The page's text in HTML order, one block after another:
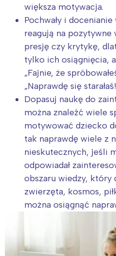
większa motywacja.
Pochwały i
reagują na pozytywne
presję czy krytykę,
tylko ich osiągnięcia,
„Fajnie, że
„Naprawdę się
Dopasuj naukę do
można znaleźć wiele
motywować dziecko
tak naprawdę wiele z
nieskutecznych, jeśli
odpowiadał
obszaru wiedzy, który
zwierzęta, kosmos,
można osiągnąć